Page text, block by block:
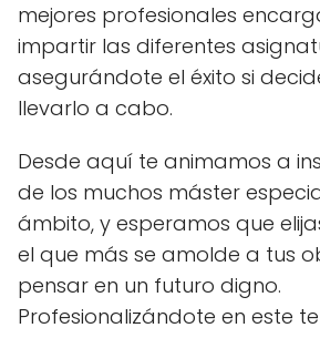
mejores profesionales
impartir las diferentes
asegurándote el éxito si
llevarlo a cabo.
Desde aquí te animamos a
de los muchos máster
ámbito, y esperamos que
el que más se amolde a tus
pensar en un futuro digno.
Profesionalizándote en este